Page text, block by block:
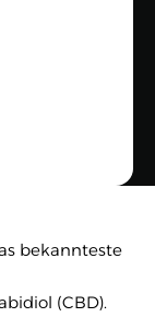
bekannteste
(CBD).